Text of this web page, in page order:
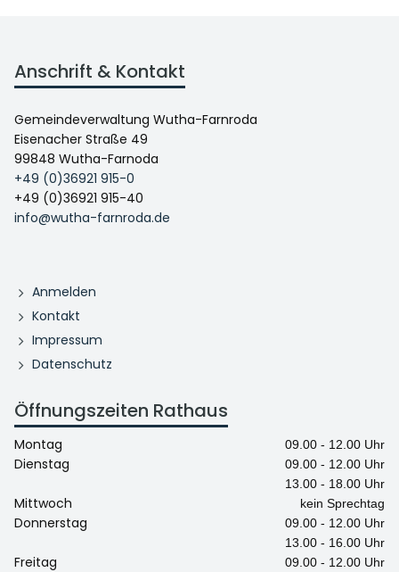
Anschrift & Kontakt
Gemeindeverwaltung Wutha-Farnroda
Eisenacher Straße 49
99848 Wutha-Farnoda
+49 (0)36921 915-0
+49 (0)36921 915-40
info@wutha-farnroda.de
Anmelden
Kontakt
Impressum
Datenschutz
Öffnungszeiten Rathaus
Montag 09.00 - 12.00 Uhr
Dienstag
09.00 - 12.00 Uhr
13.00 - 18.00 Uhr
Mittwoch kein Sprechtag
Donnerstag
09.00 - 12.00 Uhr
13.00 - 16.00 Uhr
Freitag 09.00 - 12.00 Uhr